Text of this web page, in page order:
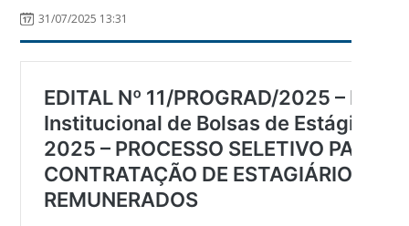
31/07/2025 13:31